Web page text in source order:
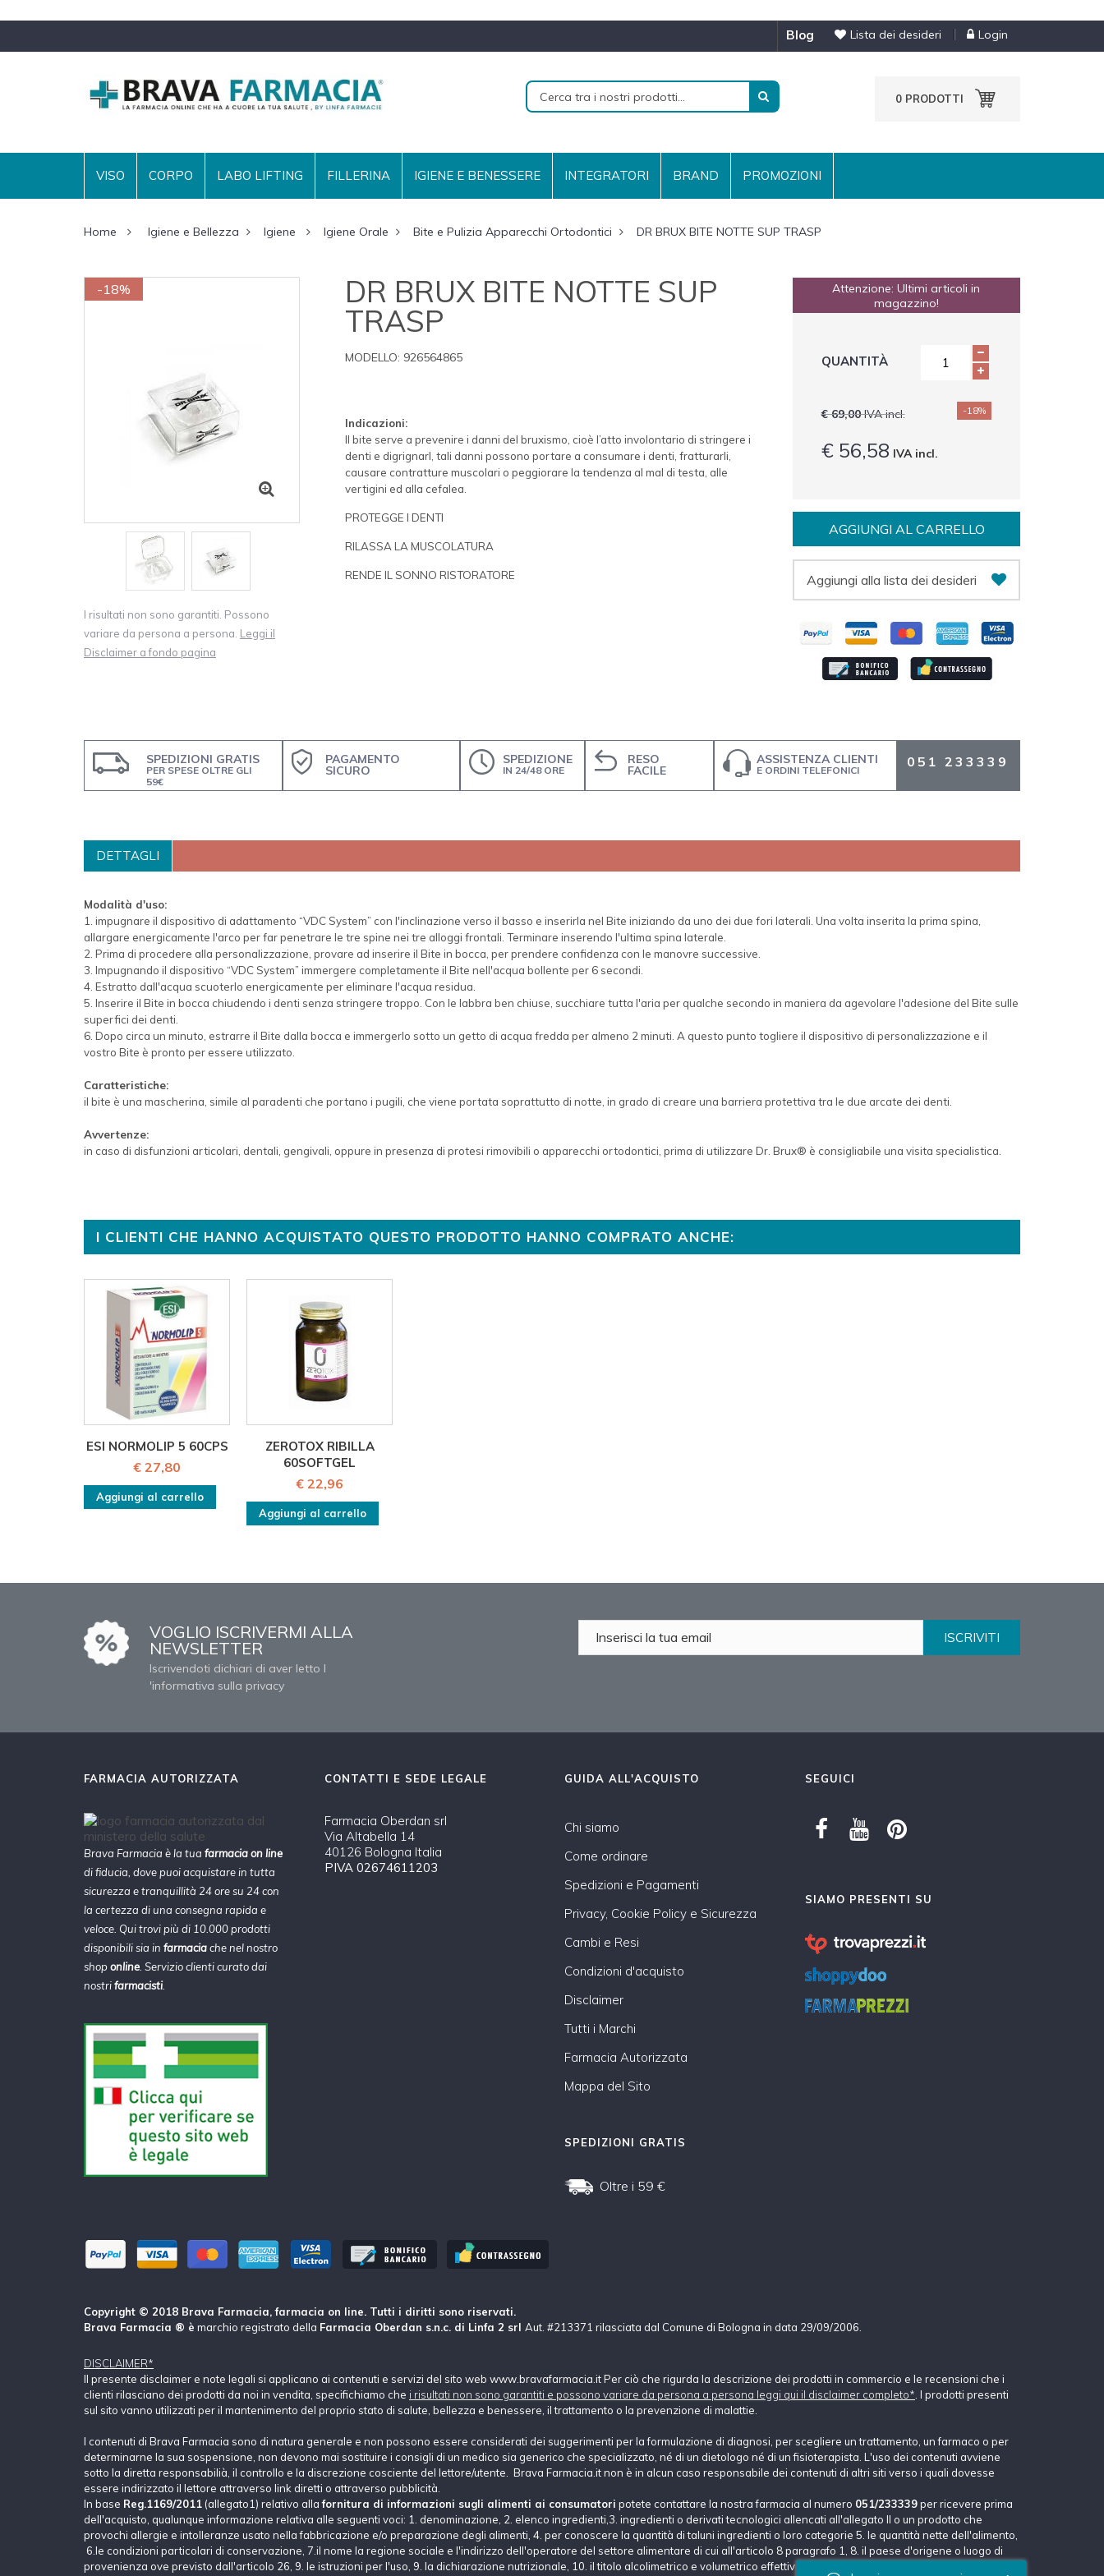
Lista dei desideri Login
blog
0 PRODOTTI
VISO CORPO LABO LIFTING FILLERINA IGIENE E BENESSERE INTEGRATORI BRAND PROMOZIONI
Home Igiene e Bellezza Igiene Igiene Orale Bite e Pulizia Apparecchi Ortodontici DR BRUX BITE NOTTE SUP TRASP
-18%
I risultati non sono garantiti. Possono
variare da persona a persona. Leggi il
Disclaimer a fondo pagina
DR BRUX BITE NOTTE SUP
TRASP
MODELLO: 926564865
Indicazioni:
Il bite serve a prevenire i danni del bruxismo, cioè l’atto involontario di stringere i
denti e digrignarl, tali danni possono portare a consumare i denti, fratturarli,
causare contratture muscolari o peggiorare la tendenza al mal di testa, alle
vertigini ed alla cefalea.
PROTEGGE I DENTI
RILASSA LA MUSCOLATURA
RENDE IL SONNO RISTORATORE
Attenzione: Ultimi articoli in
magazzino!
QUANTITÀ
€ 69,00IVA incl. -18%
€ 56,58 IVA incl.
AGGIUNGI AL CARRELLO
Aggiungi alla lista dei desideri
SPEDIZIONI GRATIS
PER SPESE OLTRE GLI
59€
PAGAMENTO
SICURO
SPEDIZIONE
IN 24/48 ORE
RESO
FACILE
ASSISTENZA CLIENTI
E ORDINI TELEFONICI
051 233339
DETTAGLI
Modalità d'uso:
1. impugnare il dispositivo di adattamento “VDC System” con l'inclinazione verso il basso e inserirla nel Bite iniziando da uno dei due fori laterali. Una volta inserita la prima spina,
allargare energicamente l'arco per far penetrare le tre spine nei tre alloggi frontali. Terminare inserendo l'ultima spina laterale.
2. Prima di procedere alla personalizzazione, provare ad inserire il Bite in bocca, per prendere confidenza con le manovre successive.
3. Impugnando il dispositivo “VDC System” immergere completamente il Bite nell'acqua bollente per 6 secondi.
4. Estratto dall'acqua scuoterlo energicamente per eliminare l'acqua residua.
5. Inserire il Bite in bocca chiudendo i denti senza stringere troppo. Con le labbra ben chiuse, succhiare tutta l'aria per qualche secondo in maniera da agevolare l'adesione del Bite sulle
superfici dei denti.
6. Dopo circa un minuto, estrarre il Bite dalla bocca e immergerlo sotto un getto di acqua fredda per almeno 2 minuti. A questo punto togliere il dispositivo di personalizzazione e il
vostro Bite è pronto per essere utilizzato.
Caratteristiche:
il bite è una mascherina, simile al paradenti che portano i pugili, che viene portata soprattutto di notte, in grado di creare una barriera protettiva tra le due arcate dei denti.
Avvertenze:
in caso di disfunzioni articolari, dentali, gengivali, oppure in presenza di protesi rimovibili o apparecchi ortodontici, prima di utilizzare Dr. Brux® è consigliabile una visita specialistica.
I CLIENTI CHE HANNO ACQUISTATO QUESTO PRODOTTO HANNO COMPRATO ANCHE:
ESI NORMOLIP 5 60CPS
€ 27,80
Aggiungi al carrello
ZEROTOX RIBILLA
60SOFTGEL
€ 22,96
Aggiungi al carrello
VOGLIO ISCRIVERMI ALLA
NEWSLETTER
Iscrivendoti dichiari di aver letto l
'informativa sulla privacy
ISCRIVITI
FARMACIA AUTORIZZATA
Brava Farmacia è la tua farmacia on line
di fiducia, dove puoi acquistare in tutta
sicurezza e tranquillità 24 ore su 24 con
la certezza di una consegna rapida e
veloce. Qui trovi più di 10.000 prodotti
disponibili sia in farmaciache nel nostro
shoponline . Servizio clienti curato dai
nostrifarmacisti
CONTATTI E SEDE LEGALE
Farmacia Oberdan srl
Via Altabella 14
40126 Bologna Italia
PIVA 02674611203
GUIDA ALL'ACQUISTO
Chi siamo
Come ordinare
Spedizioni e Pagamenti
Privacy, Cookie Policy e Sicurezza
Cambi e Resi
Condizioni d'acquisto
Disclaimer
Tutti i Marchi
Farmacia Autorizzata
Mappa del Sito
SPEDIZIONI GRATIS
Oltre i 59 €
SEGUICI
SIAMO PRESENTI SU
Copyright © 2018 Brava Farmacia, farmacia on line. Tutti i diritti sono riservati.
Brava Farmacia ® è marchio registrato della Farmacia Oberdan s.n.c. di Linfa 2 srl Aut. #213371 rilasciata dal Comune di Bologna in data 29/09/2006.
DISCLAIMER*
Il presente disclaimer e note legali si applicano ai contenuti e servizi del sito web www.bravafarmacia.it Per ciò che rigurda la descrizione dei prodotti in commercio e le recensioni che i
clienti rilasciano dei prodotti da noi in vendita, specifichiamo che i risultati non sono garantiti e possono variare da persona a persona leggi qui il disclaimer completo* . I prodotti presenti
sul sito vanno utilizzati per il mantenimento del proprio stato di salute, bellezza e benessere, il trattamento o la prevenzione di malattie.
I contenuti di Brava Farmacia sono di natura generale e non possono essere considerati dei suggerimenti per la formulazione di diagnosi, per scegliere un trattamento, un farmaco o per
determinarne la sua sospensione, non devono mai sostituire i consigli di un medico sia generico che specializzato, né di un dietologo né di un fisioterapista. L'uso dei contenuti avviene
sotto la diretta responsabilià, il controllo e la discrezione cosciente del lettore/utente. Brava Farmacia.it non è in alcun caso responsabile dei contenuti di altri siti verso i quali dovesse
essere indirizzato il lettore attraverso link diretti o attraverso pubblicità.
In base Reg.1169/2011 (allegato1) relativo allafornitura di informazioni sugli alimenti ai consumatori potete contattare la nostra farmacia al numero 051/233339per ricevere prima
dell'acquisto, qualunque informazione relativa alle seguenti voci: 1. denominazione, 2. elenco ingredienti,3. ingredienti o derivati tecnologici allencati all'allegato II o un prodotto che
provochi allergie e intolleranze usato nella fabbricazione e/o preparazione degli alimenti, 4. per conoscere la quantità di taluni ingredienti o loro categorie 5. le quantità nette dell'alimento,
6.le condizioni particolari di conservazione, 7.il nome la regione sociale e l'indirizzo dell'operatore del settore alimentare di cui all'articolo 8 paragrafo 1, 8. il paese d'origene o luogo di
provenienza ove previsto dall'articolo 26, 9. le istruzioni per l'uso, 9. la dichiarazione nutrizionale, 10. il titolo alcolimetrico e volumetrico effettivo.